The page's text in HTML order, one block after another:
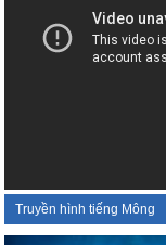
Truyền hình tiếng Mông